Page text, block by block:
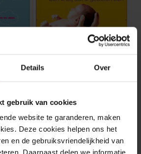
Details Over
gebruik van cookies
website te garanderen, maken
Deze cookies helpen ons het
en de gebruiksvriendelijkheid van
Daarnaast delen we informatie
€34.15